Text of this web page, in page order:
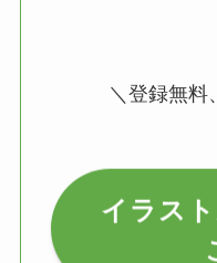
＼登録無料
イラス